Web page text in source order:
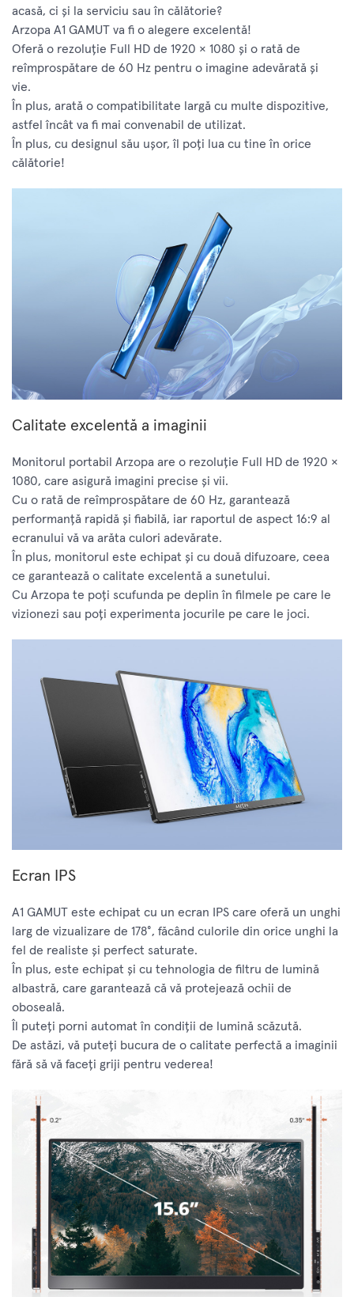
acasă, ci și la serviciu sau în călătorie?
Arzopa A1 GAMUT va fi o alegere excelentă!
Oferă o rezoluție Full HD de 1920 × 1080 și o rată de
reîmprospătare de 60 Hz pentru o imagine adevărată și
vie.
În plus, arată o compatibilitate largă cu multe dispozitive,
astfel încât va fi mai convenabil de utilizat.
În plus, cu designul său ușor, îl poți lua cu tine în orice
călătorie!
Calitate excelentă a imaginii
Monitorul portabil Arzopa are o rezoluție Full HD de 1920 ×
1080, care asigură imagini precise și vii.
Cu o rată de reîmprospătare de 60 Hz, garantează
performanță rapidă și fiabilă, iar raportul de aspect 16:9 al
ecranului vă va arăta culori adevărate.
În plus, monitorul este echipat și cu două difuzoare, ceea
ce garantează o calitate excelentă a sunetului.
Cu Arzopa te poți scufunda pe deplin în filmele pe care le
vizionezi sau poți experimenta jocurile pe care le joci.
Ecran IPS
A1 GAMUT este echipat cu un ecran IPS care oferă un unghi
larg de vizualizare de 178°, făcând culorile din orice unghi la
fel de realiste și perfect saturate.
În plus, este echipat și cu tehnologia de filtru de lumină
albastră, care garantează că vă protejează ochii de
oboseală.
Îl puteți porni automat în condiții de lumină scăzută.
De astăzi, vă puteți bucura de o calitate perfectă a imaginii
fără să vă faceți griji pentru vederea!